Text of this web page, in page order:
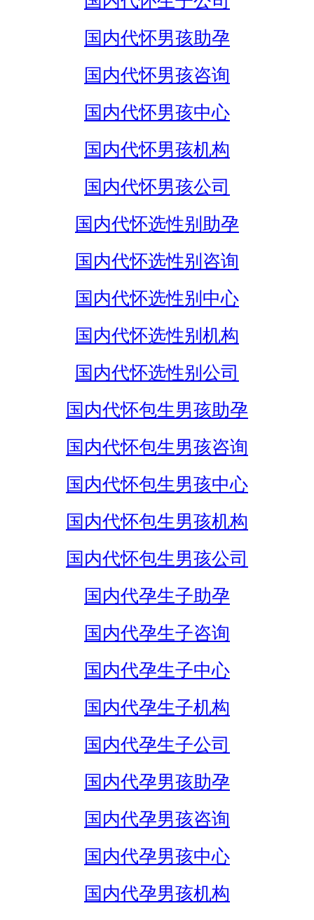
国内代怀男孩助孕
国内代怀男孩咨询
国内代怀男孩中心
国内代怀男孩机构
国内代怀男孩公司
国内代怀选性别助孕
国内代怀选性别咨询
国内代怀选性别中心
国内代怀选性别机构
国内代怀选性别公司
国内代怀包生男孩助孕
国内代怀包生男孩咨询
国内代怀包生男孩中心
国内代怀包生男孩机构
国内代怀包生男孩公司
国内代孕生子助孕
国内代孕生子咨询
国内代孕生子中心
国内代孕生子机构
国内代孕生子公司
国内代孕男孩助孕
国内代孕男孩咨询
国内代孕男孩中心
国内代孕男孩机构